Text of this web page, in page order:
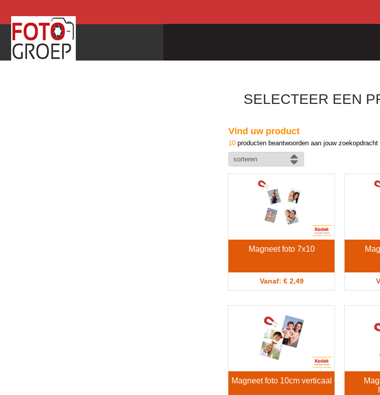
SELECTEER EEN
Vind uw product
10 producten beantwoorden aan jouw zoekopdracht
Magneet foto 7x10
Vanaf: € 2,49
Magneet foto 10cm verticaal